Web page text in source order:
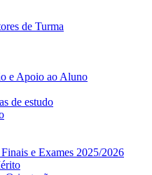
de Turma
e Apoio ao Aluno
de estudo
e Exames 2025/2026